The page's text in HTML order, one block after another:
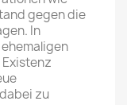
gegen die
In
zu